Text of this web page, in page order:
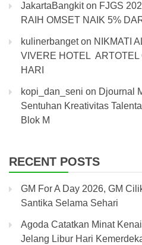
JakartaBangkiton FJGS
RAIH OMSET NAIK 5%
kulinerbangeton NIKMATI
VIVERE HOTEL
HARI
kopi_dan_seni on Djournal
Sentuhan Kreativitas
Blok M
RECENT POSTS
GM For A Day 2026, GM
Santika Selama Sehari
Agoda Catatkan Minat
Jelang Libur Hari